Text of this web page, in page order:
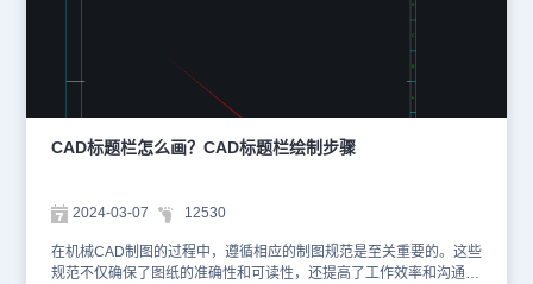
后右键单击，弹出快捷菜单。3、打开【选项】对话框：调用命令快
捷键【Options】，即可打开【选项】设置窗口。4、进入配置界面：
在【选项】对话框中，找到并点击【配置】选项卡。5、重置配置：
在【配置】选项卡下，点击【重置】按钮。系统会询问是否确定要重
置为默认配置，点击【是】进行确认。6、重启CAD：浩辰CAD软件
将自动重启并应用默认配置，重启后，菜单栏和工具栏应该已经恢复
到了初始状态。方法二：通过命令行恢复1、打开命令行：在浩辰
CAD界面的底部或侧边找到命令行输入框。2、输入MENUBAR命
提示输入一个值来设置菜单栏的显示状态。3、设置菜单栏显示：根
据提示输入相应的值以恢复菜单栏的显示。通常，输入1表示显示菜
单栏，输入0表示隐藏菜单栏。通过上述两种方法，可以轻松解决
CAD标题栏不见了的问题，让设计工作再次回归正轨。请注意，以上
CAD标题栏怎么画？CAD标题栏绘制步骤
2024-03-07 12530
在机械CAD制图的过程中，遵循相应的制图规范是至关重要的。这些
规范不仅确保了图纸的准确性和可读性，还提高了工作效率和沟通效